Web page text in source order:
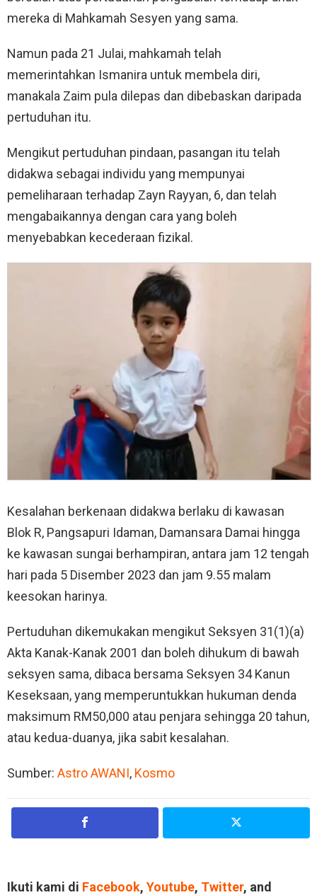
mereka di Mahkamah Sesyen yang sama.
Namun pada 21 Julai, mahkamah telah
memerintahkan Ismanira untuk membela diri,
manakala Zaim pula dilepas dan dibebaskan daripada
pertuduhan itu.
Mengikut pertuduhan pindaan, pasangan itu telah
didakwa sebagai individu yang mempunyai
pemeliharaan terhadap Zayn Rayyan, 6, dan telah
mengabaikannya dengan cara yang boleh
menyebabkan kecederaan fizikal.
Kesalahan berkenaan didakwa berlaku di kawasan
Blok R, Pangsapuri Idaman, Damansara Damai hingga
ke kawasan sungai berhampiran, antara jam 12 tengah
hari pada 5 Disember 2023 dan jam 9.55 malam
keesokan harinya.
Pertuduhan dikemukakan mengikut Seksyen 31(1)(a)
Akta Kanak-Kanak 2001 dan boleh dihukum di bawah
seksyen sama, dibaca bersama Seksyen 34 Kanun
Keseksaan, yang memperuntukkan hukuman denda
maksimum RM50,000 atau penjara sehingga 20 tahun,
atau kedua-duanya, jika sabit kesalahan.
Sumber: Astro AWANI, Kosmo
Ikuti kami di Facebook, Youtube, Twitter, and